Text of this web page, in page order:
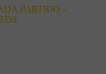
PARTIDO -